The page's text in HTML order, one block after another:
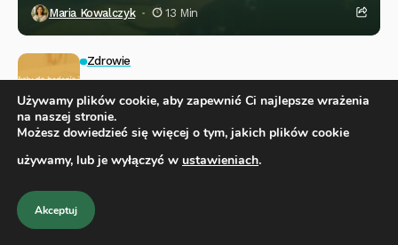
Maria Kowalczyk 13 Min
Zdrowie
Ile kału do badania jest potrzebne?
8 Min
Zdrowie
Czkawka u noworodka: przyczyny, objawy i
Fitness I Aktywność
Używamy plików cookie, aby zapewnić Ci najlepsze wrażenia
na naszej stronie.
Możesz dowiedzieć się więcej o tym, jakich plików cookie
używamy, lub je wyłączyć w ustawieniach.
Akceptuj